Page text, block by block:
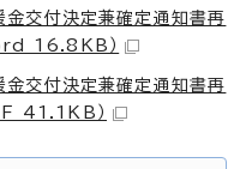
交付決定兼確定通知書再
16.8KB）
交付決定兼確定通知書再
41.1KB）